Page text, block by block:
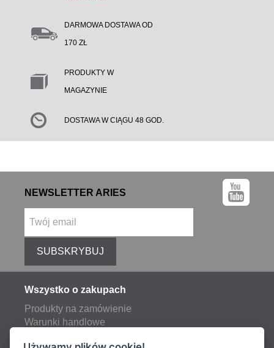
DARMOWA DOSTAWA OD
170 ZŁ
PRODUKTY W
MAGAZYNIE
DOSTAWA W CIĄGU 48 GOD.
NEWSLETTER ARIES
SUBSKRYBUJ
Wszystko o zakupach
Produkty na zamówienie
Warunki handlowe